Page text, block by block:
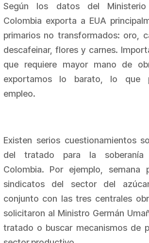
Según los datos del
Colombia exporta a EUA
primarios no transformados: oro,
descafeinar, flores y carnes.
que requiere mayor mano de
exportamos lo barato, lo que
empleo.
Existen serios cuestionamientos
del tratado para la soberanía
Colombia. Por ejemplo, semana
sindicatos del sector del
conjunto con las tres centrales
solicitaron al Ministro Germán
tratado o buscar mecanismos de